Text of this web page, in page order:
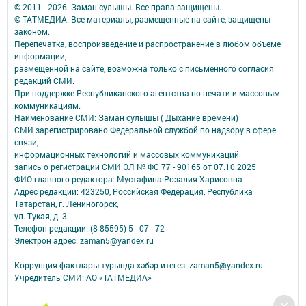
© 2011 - 2026. Заман сулышы. Все права защищены.
© ТАТМЕДИА. Все материалы, размещенные на сайте, защищены
законом.
Перепечатка, воспроизведение и распространение в любом объеме
информации,
размещенной на сайте, возможна только с письменного согласия
редакций СМИ.
При поддержке Республиканского агентства по печати и массовым
коммуникациям.
Наименование СМИ: Заман сулышы ( Дыхание времени)
СМИ зарегистрировано Федеральной службой по надзору в сфере
связи,
информационных технологий и массовых коммуникаций
запись о регистрации СМИ ЭЛ № ФС 77 - 90165 от 07.10.2025
ФИО главного редактора: Мустафина Розалия Харисовна
Адрес редакции: 423250, Российская Федерация, Республика
Татарстан, г. Лениногорск,
ул. Тукая, д. 3
Телефон редакции: (8-85595) 5 - 07 - 72
Электрон адрес: zaman5@yandex.ru
Коррупция фактлары турында хәбәр итегез: zaman5@yandex.ru
Учредитель СМИ: АО «ТАТМЕДИА»
Антикоррупционная политика